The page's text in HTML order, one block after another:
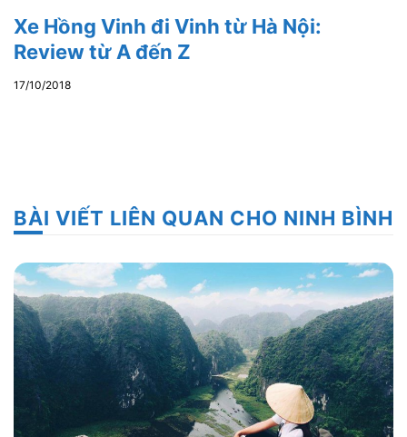
Xe Hồng Vinh đi Vinh từ Hà Nội:
Review từ A đến Z
17/10/2018
BÀI VIẾT LIÊN QUAN CHO NINH BÌNH